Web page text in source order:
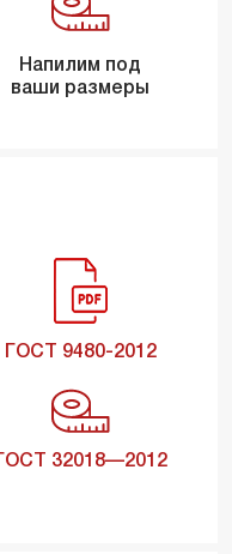
Напилим под
ваши размеры
ГОСТ 9480-2012
ГОСТ 32018—2012